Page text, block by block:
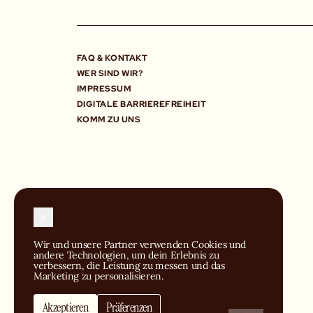
Wir und unsere Partner verwenden Cookies und
andere Technologien, um dein Erlebnis zu
verbessern, die Leistung zu messen und das
Marketing zu personalisieren.
Akzeptieren Präferenzen
FAQ & KONTAKT
WER SIND WIR?
IMPRESSUM
DIGITALE BARRIEREFREIHEIT
KOMM ZU UNS
©2024 BIG MAMMA GROUP